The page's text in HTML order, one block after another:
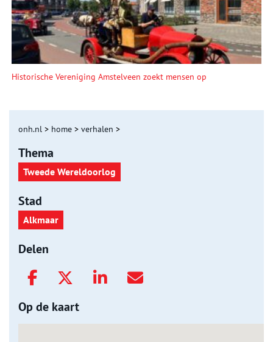
Historische Vereniging Amstelveen zoekt mensen op
onh.nl > home > verhalen >
Thema
Tweede Wereldoorlog
Stad
Alkmaar
Delen
Op de kaart